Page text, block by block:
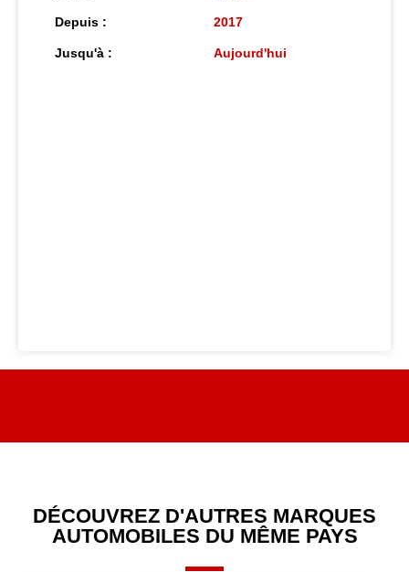
Depuis : 2017
Jusqu'à : Aujourd'hui
DÉCOUVREZ D'AUTRES MARQUES
AUTOMOBILES DU MÊME PAYS